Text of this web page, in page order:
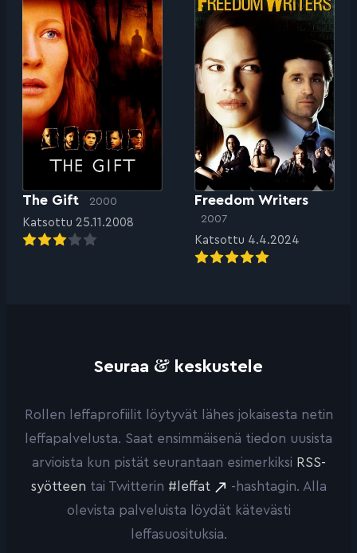
The Gift 2000
Katsottu 25.11.2008
Freedom Writers
2007
Katsottu 4.4.2024
Seuraa & keskustele
Rollen leffaprofiilit löytyvät lähes jokaisesta netin
leffapalvelusta. Saat ensimmäisenä tiedon uusista
arvioista kun pistät seurantaan esimerkiksi RSS-
syötteen tai Twitterin #leffat
-hashtagin. Alla
olevista palveluista löydät kätevästi
leffasuosituksia.